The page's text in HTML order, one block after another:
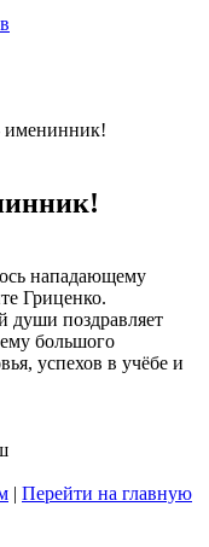
именинник!
нападающему
Гриценко.
души поздравляет
большого
успехов в учёбе и
| Перейти на главную